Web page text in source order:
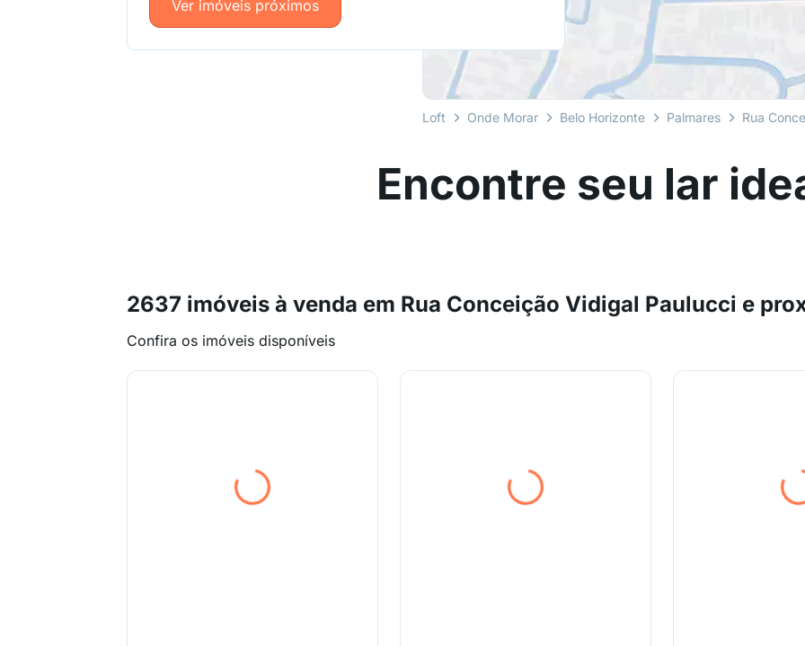
Loft Onde Morar Belo Horizonte Palmares Rua
Ver imóveis próximos
Encontre seu lar
2637 imóveis à venda em Rua Conceição Vidigal Paulucci e
Confira os imóveis disponíveis